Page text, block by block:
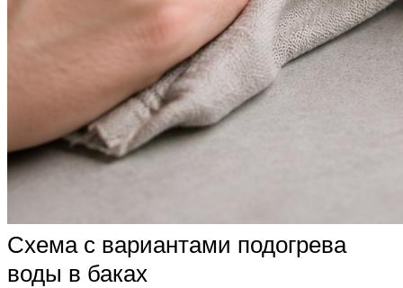
Схема с вариантами подогрева
воды в баках